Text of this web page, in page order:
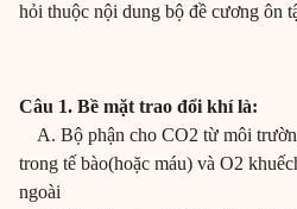
hỏi thuộc nội dung bộ đề cương ôn
Câu 1. Bề mặt trao đổi khí là:
A. Bộ phận cho CO2 từ môi
trong tế bào(hoặc máu) và O2
ngoài